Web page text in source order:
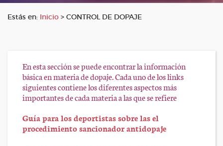
Estás en: Inicio > CONTROL DE DOPAJE
En esta sección se puede encontrar la información
básica en materia de dopaje. Cada uno de los links
siguientes contiene los diferentes aspectos más
importantes de cada materia a las que se refiere
Guía para los deportistas sobre las el
procedimiento sancionador antidopaje